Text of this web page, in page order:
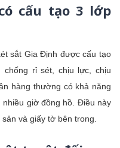
cấu tạo 3 lớp
sắt Gia Định được cấu tạo
chống rỉ sét, chịu lực, chịu
hàng thường có khả năng
nhiều giờ đồng hồ. Điều này
và giấy tờ bên trong.